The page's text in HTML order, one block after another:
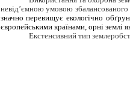
невід’ємною умовою збалансованого
значно перевищує екологічно
європейськими країнами, орні землі
Екстенсивний тип